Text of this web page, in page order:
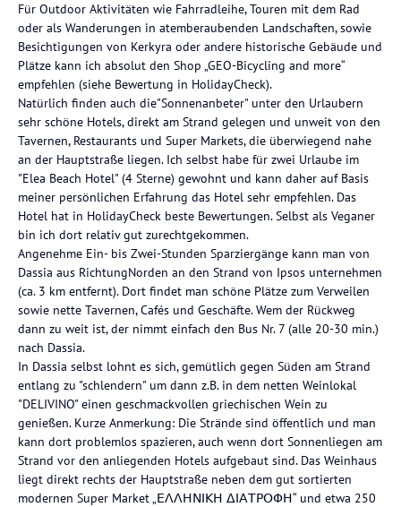
Für Outdoor Aktivitäten wie Fahrradleihe, Touren mit dem Rad
oder als Wanderungen in atemberaubenden Landschaften, sowie
Besichtigungen von Kerkyra oder andere historische Gebäude und
Plätze kann ich absolut den Shop „GEO-Bicycling and more“
empfehlen (siehe Bewertung in HolidayCheck).
Natürlich finden auch die"Sonnenanbeter" unter den Urlaubern
sehr schöne Hotels, direkt am Strand gelegen und unweit von den
Tavernen, Restaurants und Super Markets, die überwiegend nahe
an der Hauptstraße liegen. Ich selbst habe für zwei Urlaube im
"Elea Beach Hotel" (4 Sterne) gewohnt und kann daher auf Basis
meiner persönlichen Erfahrung das Hotel sehr empfehlen. Das
Hotel hat in HolidayCheck beste Bewertungen. Selbst als Veganer
bin ich dort relativ gut zurechtgekommen.
Angenehme Ein- bis Zwei-Stunden Sparziergänge kann man von
Dassia aus RichtungNorden an den Strand von Ipsos unternehmen
(ca. 3 km entfernt). Dort findet man schöne Plätze zum Verweilen
sowie nette Tavernen, Cafés und Geschäfte. Wem der Rückweg
dann zu weit ist, der nimmt einfach den Bus Nr. 7 (alle 20-30 min.)
nach Dassia.
In Dassia selbst lohnt es sich, gemütlich gegen Süden am Strand
entlang zu "schlendern" um dann z.B. in dem netten Weinlokal
"DELIVINO" einen geschmackvollen griechischen Wein zu
genießen. Kurze Anmerkung: Die Strände sind öffentlich und man
kann dort problemlos spazieren, auch wenn dort Sonnenliegen am
Strand vor den anliegenden Hotels aufgebaut sind. Das Weinhaus
liegt direkt rechts der Hauptstraße neben dem gut sortierten
modernen Super Market „ΕΛΛΗΝΙΚΗ ΔΙΑΤΡΟΦΗ“ und etwa 250